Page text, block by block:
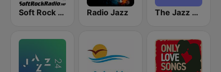
Soft Rock Radio Radio Jazz The Jazz Groove (Mix #1)